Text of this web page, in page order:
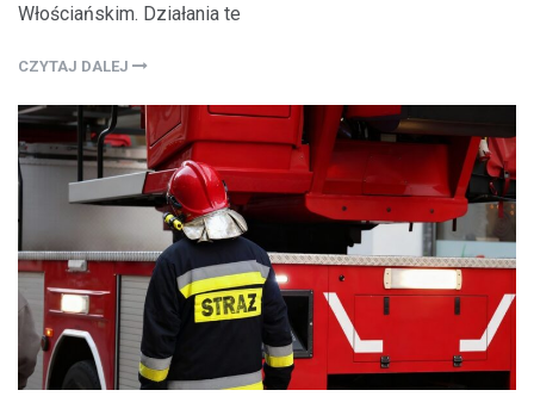
Włościańskim. Działania te
CZYTAJ DALEJ